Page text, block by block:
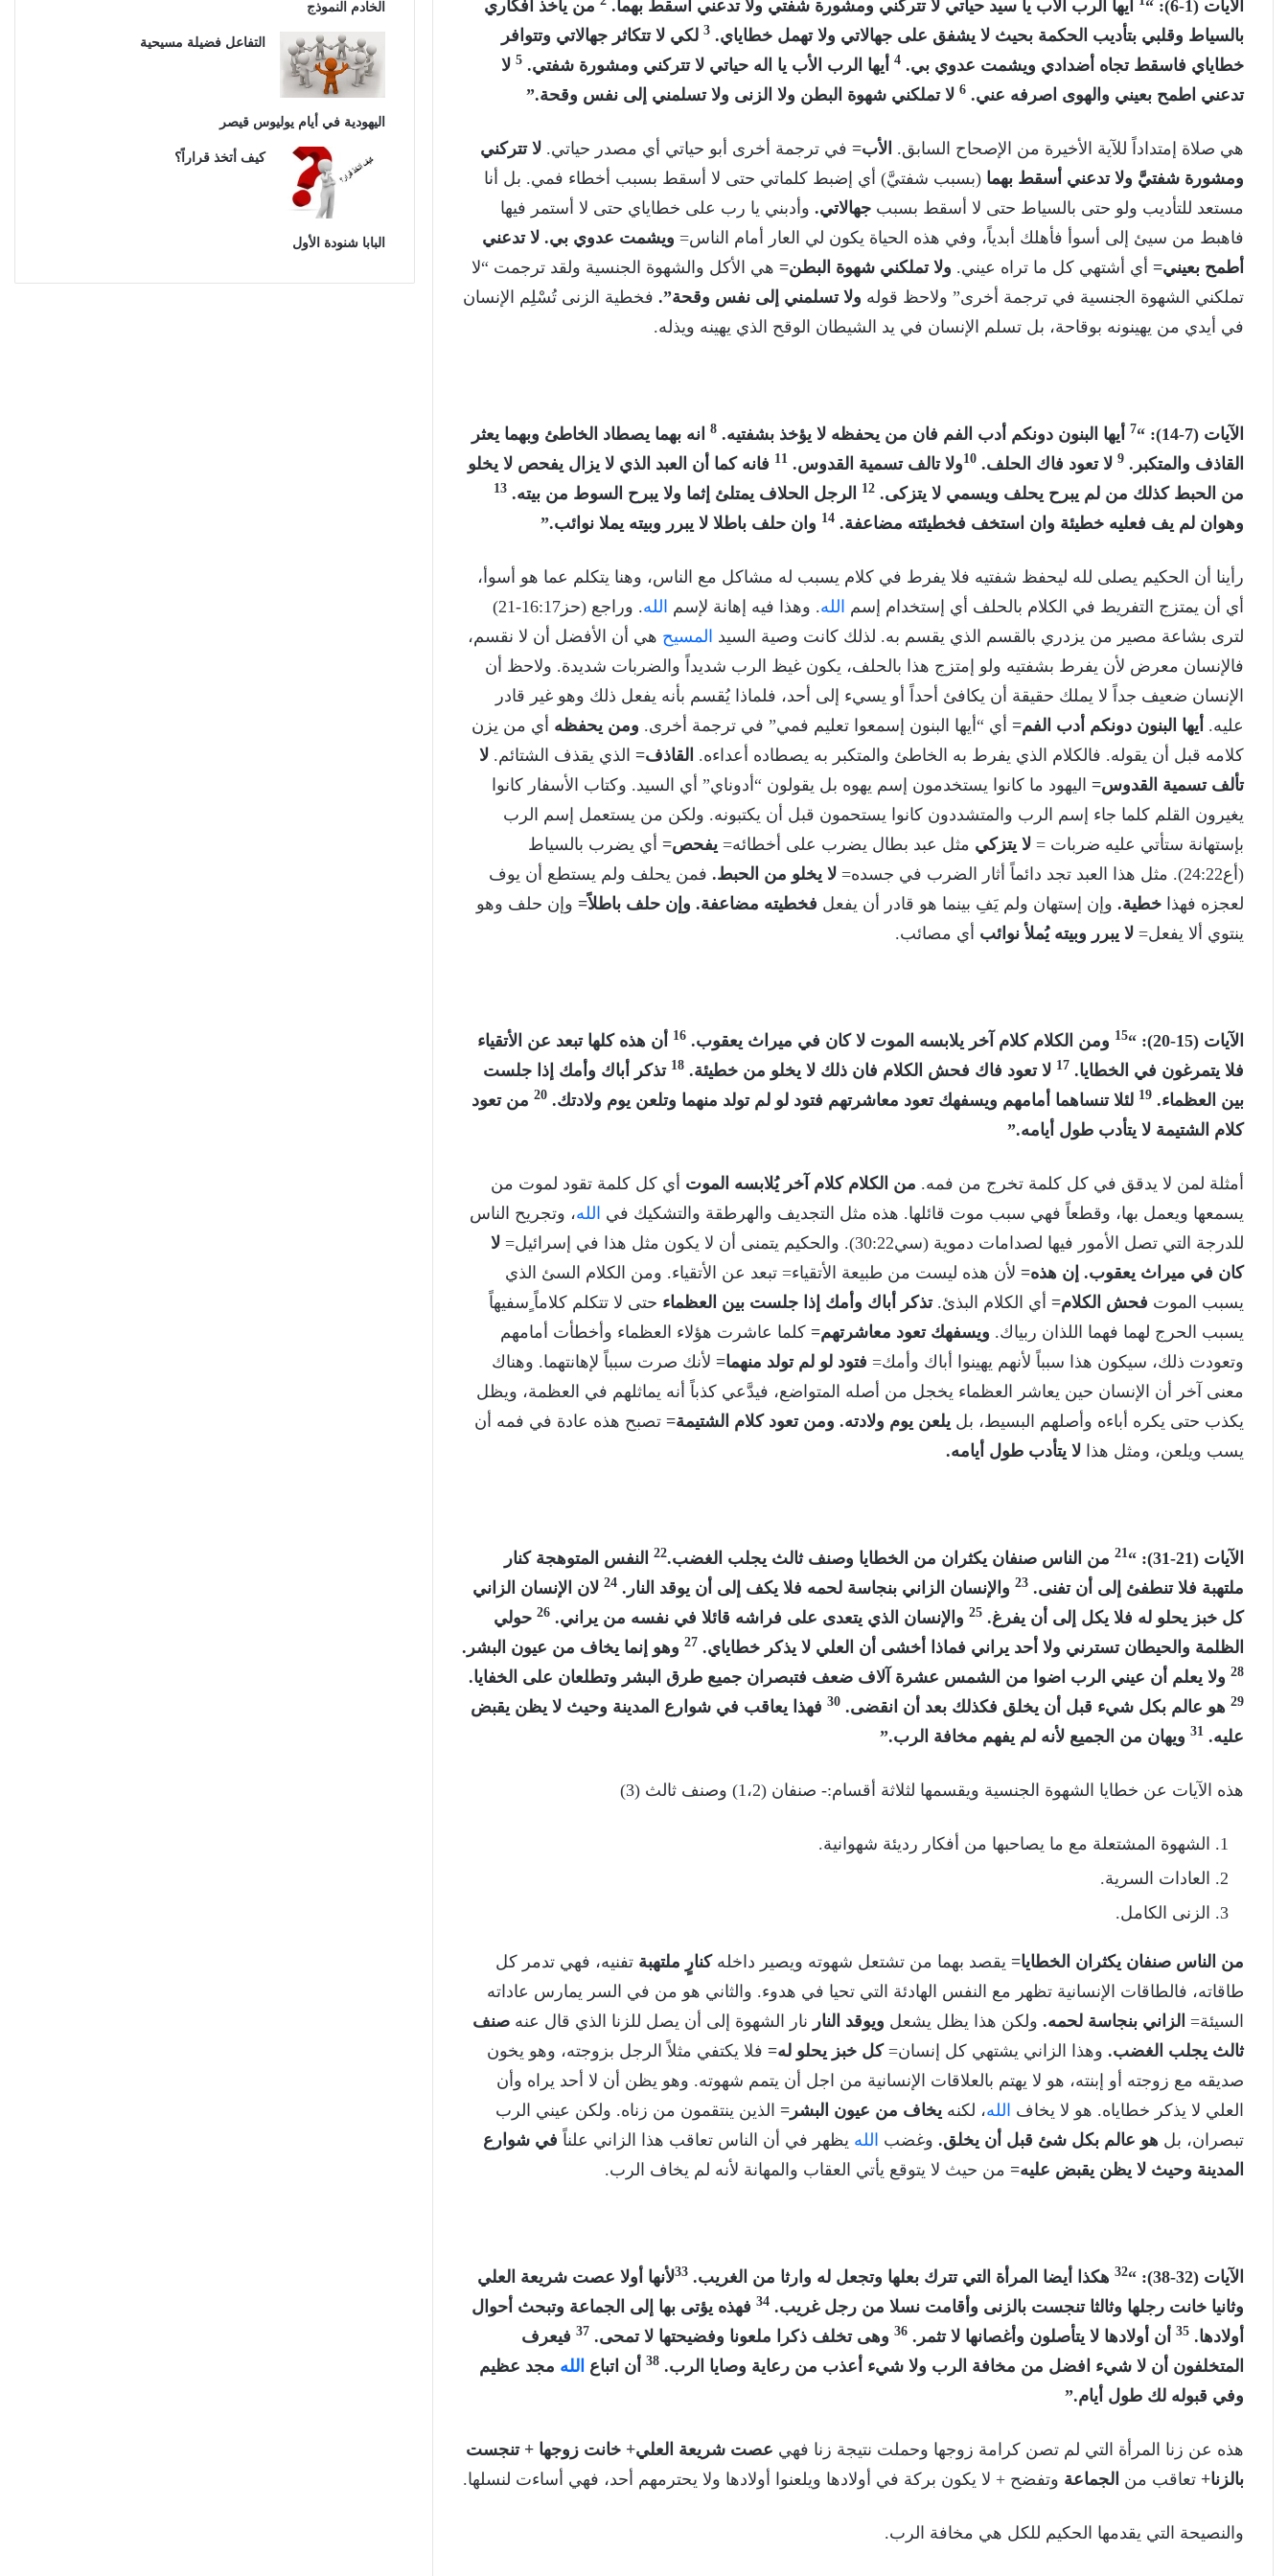
الآيات (1-6): “ أيها الرب الأب يا سيد حياتي لا تتركني ومشورة شفتي ولا تدعني اسقط بهما.
من يأخذ أفكاري
بالسياط وقلبي بتأديب الحكمة بحيث لا يشفق على جهالاتي ولا تهمل خطاياي. 3 لكي لا تتكاثر جهالاتي وتتوافر
خطاياي فاسقط تجاه أضدادي ويشمت عدوي بي. 4 أيها الرب الأب يا اله حياتي لا تتركني ومشورة شفتي. 5 لا
تدعني اطمح بعيني والهوى اصرفه عني. 6 لا تملكني شهوة البطن ولا الزنى ولا تسلمني إلى نفس وقحة.”
هي صلاة إمتداداً للآية الأخيرة من الإصحاح السابق. الأب= في ترجمة أخرى أبو حياتي أي مصدر حياتي. لا تتركني
ومشورة شفتيَّ ولا تدعني أسقط بهما (بسبب شفتيَّ) أي إضبط كلماتي حتى لا أسقط بسبب أخطاء فمي. بل أنا
مستعد للتأديب ولو حتى بالسياط حتى لا أسقط بسبب جهالاتي. وأدبني يا رب على خطاياي حتى لا أستمر فيها
فاهبط من سيئ إلى أسوأ فأهلك أبدياً، وفي هذه الحياة يكون لي العار أمام الناس= ويشمت عدوي بي. لا تدعني
أطمح بعيني= أي أشتهي كل ما تراه عيني. ولا تملكني شهوة البطن= هي الأكل والشهوة الجنسية ولقد ترجمت “لا
تملكني الشهوة الجنسية في ترجمة أخرى” ولاحظ قوله ولا تسلمني إلى نفس وقحة”. فخطية الزنى تُسْلِم الإنسان
في أيدي من يهينونه بوقاحة، بل تسلم الإنسان في يد الشيطان الوقح الذي يهينه ويذله.
الآيات (7-14): “ 7 أيها البنون دونكم أدب الفم فان من يحفظه لا يؤخذ بشفتيه. 8
انه بهما يصطاد الخاطئ وبهما يعثر
القاذف والمتكبر. 9 لا تعود فاك الحلف. 10ولا تالف تسمية القدوس. 11 فانه كما أن العبد الذي لا يزال يفحص لا يخلو
من الحبط كذلك من لم يبرح يحلف ويسمي لا يتزكى. 12 الرجل الحلاف يمتلئ إثما ولا يبرح السوط من بيته. 13
وهوان لم يف فعليه خطيئة وان استخف فخطيئته مضاعفة. 14 وان حلف باطلا لا يبرر وبيته يملا نوائب.”
رأينا أن الحكيم يصلى لله ليحفظ شفتيه فلا يفرط في كلام يسبب له مشاكل مع الناس، وهنا يتكلم عما هو أسوأ،
أي أن يمتزج التفريط في الكلام بالحلف أي إستخدام إسم الله. وهذا فيه إهانة لإسم الله
. وراجع (حز16:17-21)
لترى بشاعة مصير من يزدري بالقسم الذي يقسم به. لذلك كانت وصية السيد المسيح هي أن الأفضل أن لا نقسم،
فالإنسان معرض لأن يفرط بشفتيه ولو إمتزج هذا بالحلف، يكون غيظ الرب شديداً والضربات شديدة. ولاحظ أن
الإنسان ضعيف جداً لا يملك حقيقة أن يكافئ أحداً أو يسيء إلى أحد، فلماذا يُقسم بأنه يفعل ذلك وهو غير قادر
عليه. أيها البنون دونكم أدب الفم= أي “أيها البنون إسمعوا تعليم فمي” في ترجمة أخرى. ومن يحفظه أي من يزن
كلامه قبل أن يقوله. فالكلام الذي يفرط به الخاطئ والمتكبر به يصطاده أعداءه. القاذف= الذي يقذف الشتائم. لا
تألف تسمية القدوس= اليهود ما كانوا يستخدمون إسم يهوه بل يقولون “أدوناي” أي السيد. وكتاب الأسفار كانوا
يغيرون القلم كلما جاء إسم الرب والمتشددون كانوا يستحمون قبل أن يكتبونه. ولكن من يستعمل إسم الرب
بإستهانة ستأتي عليه ضربات = لا يتزكي مثل عبد بطال يضرب على أخطائه= يفحص= أي يضرب بالسياط
(أع24:22). مثل هذا العبد تجد دائماً أثار الضرب في جسده=
لا يخلو من الحبط. فمن يحلف ولم يستطع أن يوف
لعجزه فهذا خطية. وإن إستهان ولم يَفِ بينما هو قادر أن يفعل فخطيته مضاعفة. وإن حلف باطلاً= وإن حلف وهو
ينتوي ألا يفعل= لا يبرر وبيته يُملأ نوائب أي مصائب.
الآيات (15-20): “ 15 ومن الكلام كلام آخر يلابسه الموت لا كان في ميراث يعقوب. 16
أن هذه كلها تبعد عن الأتقياء
فلا يتمرغون في الخطايا. 17 لا تعود فاك فحش الكلام فان ذلك لا يخلو من خطيئة. 18 تذكر أباك وأمك إذا جلست
بين العظماء. 19 لئلا تنساهما أمامهم ويسفهك تعود معاشرتهم فتود لو لم تولد منهما وتلعن يوم ولادتك. 20 من تعود
كلام الشتيمة لا يتأدب طول أيامه.”
أمثلة لمن لا يدقق في كل كلمة تخرج من فمه. من الكلام كلام آخر يُلابسه الموت أي كل كلمة تقود لموت من
يسمعها ويعمل بها، وقطعاً فهي سبب موت قائلها. هذه مثل التجديف والهرطقة والتشكيك في الله، وتجريح الناس
للدرجة التي تصل الأمور فيها لصدامات دموية (سي30:22). والحكيم يتمنى أن لا يكون مثل هذا في إسرائيل=
لا
كان في ميراث يعقوب. إن هذه= لأن هذه ليست من طبيعة الأتقياء= تبعد عن الأتقياء. ومن الكلام السئ الذي
يسبب الموت فحش الكلام= أي الكلام البذئ.تذكر أباك وأمك إذا جلست بين العظماء حتى لا تتكلم كلاماً ٍسفيهاً
يسبب الحرج لهما فهما اللذان ربياك. ويسفهك تعود معاشرتهم= كلما عاشرت هؤلاء العظماء وأخطأت أمامهم
وتعودت ذلك، سيكون هذا سبباً لأنهم يهينوا أباك وأمك= فتود لو لم تولد منهما= لأنك صرت سبباً لإهانتهما. وهناك
معنى آخر أن الإنسان حين يعاشر العظماء يخجل من أصله المتواضع، فيدَّعي كذباً أنه يماثلهم في العظمة، ويظل
يكذب حتى يكره أباءه وأصلهم البسيط، بل يلعن يوم ولادته. ومن تعود كلام الشتيمة= تصبح هذه عادة في فمه أن
يسب ويلعن، ومثل هذا لا يتأدب طول أيامه.
الآيات (21-31): “ 21 من الناس صنفان يكثران من الخطايا وصنف ثالث يجلب الغضب.22
النفس المتوهجة كنار
ملتهبة فلا تنطفئ إلى أن تفنى. 23 والإنسان الزاني بنجاسة لحمه فلا يكف إلى أن يوقد النار. 24 لان الإنسان الزاني
كل خبز يحلو له فلا يكل إلى أن يفرغ. 25 والإنسان الذي يتعدى على فراشه قائلا في نفسه من يراني. 26 حولي
الظلمة والحيطان تسترني ولا أحد يراني فماذا أخشى أن العلي لا يذكر خطاياي. 27 وهو إنما يخاف من عيون البشر.
28 ولا يعلم أن عيني الرب اضوا من الشمس عشرة آلاف ضعف فتبصران جميع طرق البشر وتطلعان على الخفايا.
29 هو عالم بكل شيء قبل أن يخلق فكذلك بعد أن انقضى. 30 فهذا يعاقب في شوارع المدينة وحيث لا يظن يقبض
عليه. 31 ويهان من الجميع لأنه لم يفهم مخافة الرب.”
هذه الآيات عن خطايا الشهوة الجنسية ويقسمها لثلاثة أقسام:- صنفان (1،2) وصنف ثالث (3)
الشهوة المشتعلة مع ما يصاحبها من أفكار رديئة شهوانية.
العادات السرية.
الزنى الكامل.
من الناس صنفان يكثران الخطايا= يقصد بهما من تشتعل شهوته ويصير داخلهكنارٍ ملتهبة تفنيه، فهي تدمر كل
طاقاته، فالطاقات الإنسانية تظهر مع النفس الهادئة التي تحيا في هدوء. والثاني هو من في السر يمارس عاداته
السيئة= الزاني بنجاسة لحمه. ولكن هذا يظل يشعل ويوقد النار نار الشهوة إلى أن يصل للزنا الذي قال عنه صنف
ثالث يجلب الغضب. وهذا الزاني يشتهي كل إنسان=كل خبز يحلو له= فلا يكتفي مثلاً الرجل بزوجته، وهو يخون
صديقه مع زوجته أو إبنته، هو لا يهتم بالعلاقات الإنسانية من اجل أن يتمم شهوته. وهو يظن أن لا أحد يراه وأن
العلي لا يذكر خطاياه. هو لا يخاف الله، لكنه يخاف من عيون البشر= الذين ينتقمون من زناه. ولكن عيني الرب
تبصران، بل هو عالم بكل شئ قبل أن يخلق. وغضب الله يظهر في أن الناس تعاقب هذا الزاني علناً في شوارع
المدينة وحيث لا يظن يقبض عليه= من حيث لا يتوقع يأتي العقاب والمهانة لأنه لم يخاف الرب.
الآيات (32-38): “ 32 هكذا أيضا المرأة التي تترك بعلها وتجعل له وارثا من الغريب. 33لأنها أولا عصت شريعة العلي
وثانيا خانت رجلها وثالثا تنجست بالزنى وأقامت نسلا من رجل غريب. 34 فهذه يؤتى بها إلى الجماعة وتبحث أحوال
أولادها. 35 أن أولادها لا يتأصلون وأغصانها لا تثمر. 36 وهى تخلف ذكرا ملعونا وفضيحتها لا تمحى. 37 فيعرف
المتخلفون أن لا شيء افضل من مخافة الرب ولا شيء أعذب من رعاية وصايا الرب. 38 أن اتباع الله مجد عظيم
وفي قبوله لك طول أيام.”
هذه عن زنا المرأة التي لم تصن كرامة زوجها وحملت نتيجة زنا فهي عصت شريعة العلي+ خانت زوجها + تنجست
بالزنا+ تعاقب من الجماعة وتفضح + لا يكون بركة في أولادها ويلعنوا أولادها ولا يحترمهم أحد، فهي أساءت لنسلها.
والنصيحة التي يقدمها الحكيم للكل هي مخافة الرب.
الخادم النموذج
التفاعل فضيلة مسيحية
اليهودية في أيام يوليوس قيصر
كيف أتخذ قراراً؟
البابا شنودة الأول